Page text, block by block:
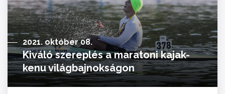
2021. október 08.
Kiváló szereplés a maratoni kajak-
kenu világbajnokságon